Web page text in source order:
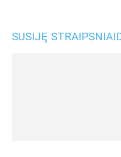
SUSIJĘ STRAIPSNIAI